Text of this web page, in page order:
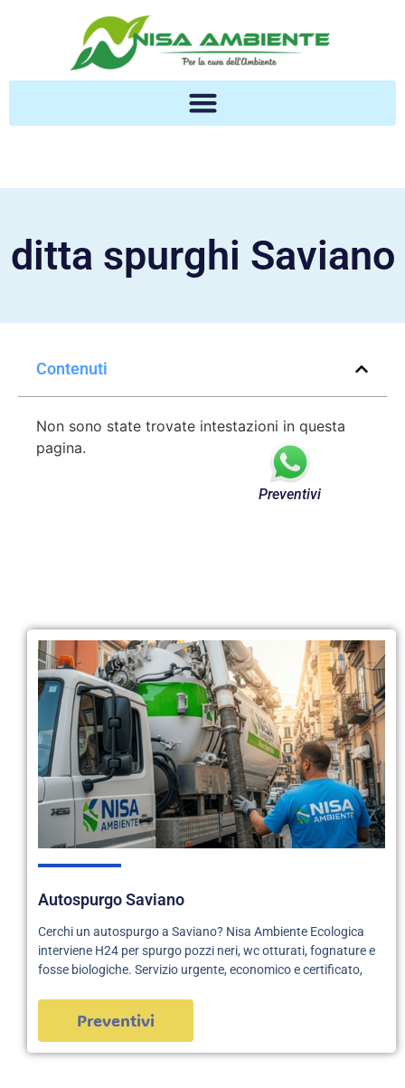
ditta spurghi Saviano
Contenuti
Non sono state trovate intestazioni in questa
pagina.
Autospurgo Saviano
Cerchi un autospurgo a Saviano? Nisa Ambiente Ecologica
interviene H24 per spurgo pozzi neri, wc otturati, fognature e
fosse biologiche. Servizio urgente, economico e certificato,
Preventivi
Preventivi